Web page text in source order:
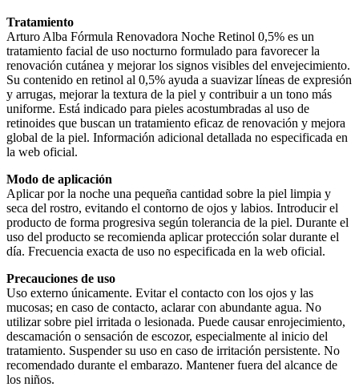
Tratamiento
Arturo Alba Fórmula Renovadora Noche Retinol 0,5% es un
tratamiento facial de uso nocturno formulado para favorecer la
renovación cutánea y mejorar los signos visibles del envejecimiento.
Su contenido en retinol al 0,5% ayuda a suavizar líneas de expresión
y arrugas, mejorar la textura de la piel y contribuir a un tono más
uniforme. Está indicado para pieles acostumbradas al uso de
retinoides que buscan un tratamiento eficaz de renovación y mejora
global de la piel. Información adicional detallada no especificada en
la web oficial.
Modo de aplicación
Aplicar por la noche una pequeña cantidad sobre la piel limpia y
seca del rostro, evitando el contorno de ojos y labios. Introducir el
producto de forma progresiva según tolerancia de la piel. Durante el
uso del producto se recomienda aplicar protección solar durante el
día. Frecuencia exacta de uso no especificada en la web oficial.
Precauciones de uso
Uso externo únicamente. Evitar el contacto con los ojos y las
mucosas; en caso de contacto, aclarar con abundante agua. No
utilizar sobre piel irritada o lesionada. Puede causar enrojecimiento,
descamación o sensación de escozor, especialmente al inicio del
tratamiento. Suspender su uso en caso de irritación persistente. No
recomendado durante el embarazo. Mantener fuera del alcance de
los niños.